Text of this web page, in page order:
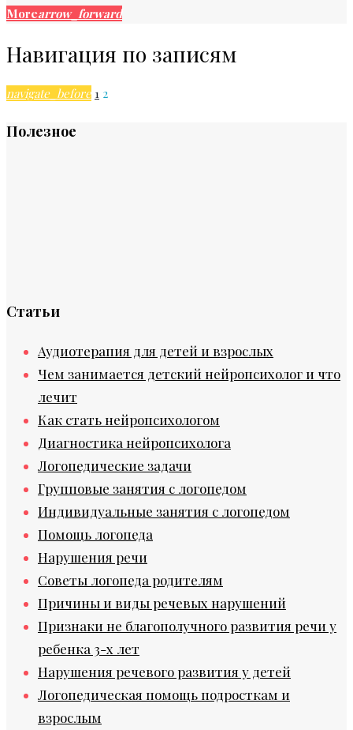
Morearrow_forward
Навигация по записям
navigate_before 1 2
Полезное
Статьи
Аудиотерапия для детей и взрослых
Чем занимается детский нейропсихолог и что
лечит
Как стать нейропсихологом
Диагностика нейропсихолога
Логопедические задачи
Групповые занятия с логопедом
Индивидуальные занятия с логопедом
Помощь логопеда
Нарушения речи
Советы логопеда родителям
Причины и виды речевых нарушений
Признаки не благополучного развития речи у
ребенка 3-х лет
Нарушения речевого развития у детей
Логопедическая помощь подросткам и
взрослым